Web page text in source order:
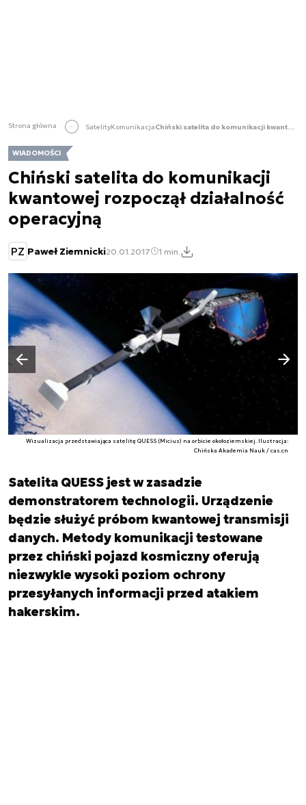
Strona główna SatelityKomunikacja Chiński satelita do komunikacji kwantowej rozpoczął działalność operacyjną
WIADOMOŚCI
Chiński satelita do komunikacji
kwantowej rozpoczął działalność
operacyjną
PZ Paweł Ziemnicki20.01.2017 1 min.
Wizualizacja przedstawiająca satelitę QUESS (Micius) na orbicie okołoziemskiej. Ilustracja:
Chińska Akademia Nauk / cas.cn
Poprzedni slajd
Następny slajd
Satelita QUESS jest w zasadzie
demonstratorem technologii. Urządzenie
będzie służyć próbom kwantowej transmisji
danych. Metody komunikacji testowane
przez chiński pojazd kosmiczny oferują
niezwykle wysoki poziom ochrony
przesyłanych informacji przed atakiem
hakerskim.